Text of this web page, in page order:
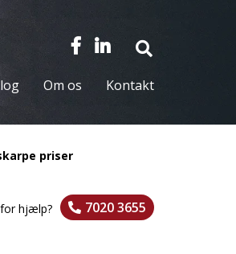
Om os Kontakt
priser
hjælp? 7020 3655